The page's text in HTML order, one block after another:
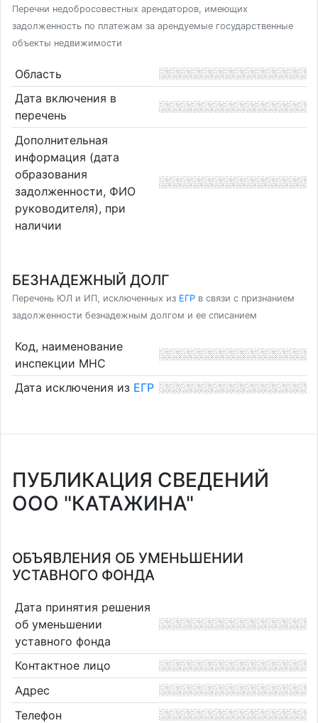
Перечни недобросовестных арендаторов, имеющих
задолженность по платежам за арендуемые государственные
объекты недвижимости
Область
Дата включения в
перечень
Дополнительная
информация (дата
образования
задолженности, ФИО
руководителя), при
наличии
БЕЗНАДЕЖНЫЙ ДОЛГ
Перечень ЮЛ и ИП, исключенных из ЕГР в связи с признанием
задолженности безнадежным долгом и ее списанием
Код, наименование
инспекции МНС
Дата исключения из ЕГР
ПУБЛИКАЦИЯ СВЕДЕНИЙ
ООО "КАТАЖИНА"
ОБЪЯВЛЕНИЯ ОБ УМЕНЬШЕНИИ
УСТАВНОГО ФОНДА
Дата принятия решения
об уменьшении
уставного фонда
Контактное лицо
Адрес
Телефон